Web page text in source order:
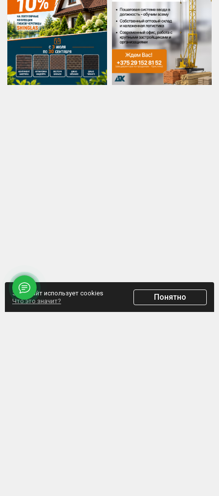
Этот сайт использует cookies
Что это значит?
Понятно